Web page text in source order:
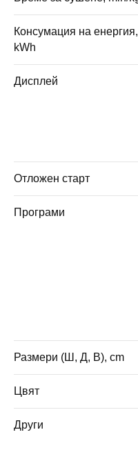
Консумация на енергия,
kWh
Дисплей
Отложен старт
Програми
Размери (Ш, Д, В), cm
Цвят
Други